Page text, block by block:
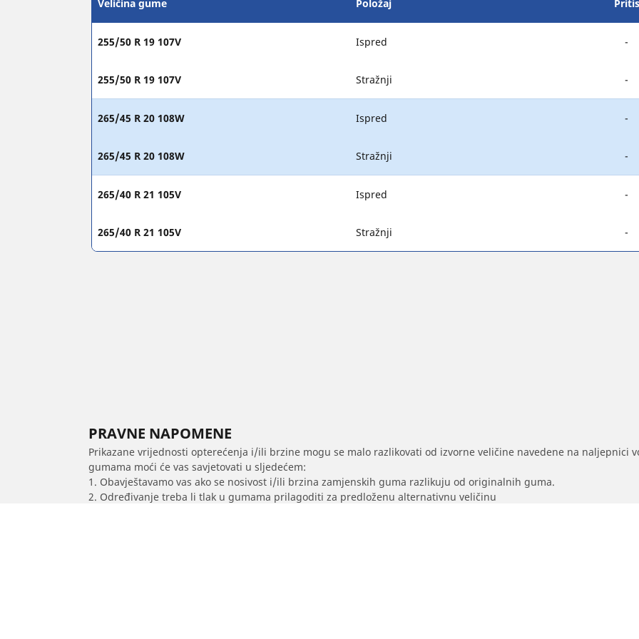
Veličina gume Položaj
255/50 R 19 107V Ispred -
255/50 R 19 107V Stražnji -
265/45 R 20 108W Ispred -
265/45 R 20 108W Stražnji -
265/40 R 21 105V Ispred -
265/40 R 21 105V Stražnji -
PRAVNE NAPOMENE
Prikazane vrijednosti opterećenja i/ili brzine mogu se malo razlikovati od izvorne veličine navedene na naljepnici
gumama moći će vas savjetovati u sljedećem:
1. Obavještavamo vas ako se nosivost i/ili brzina zamjenskih guma razlikuju od originalnih guma.
2. Određivanje treba li tlak u gumama prilagoditi za predloženu alternativnu veličinu